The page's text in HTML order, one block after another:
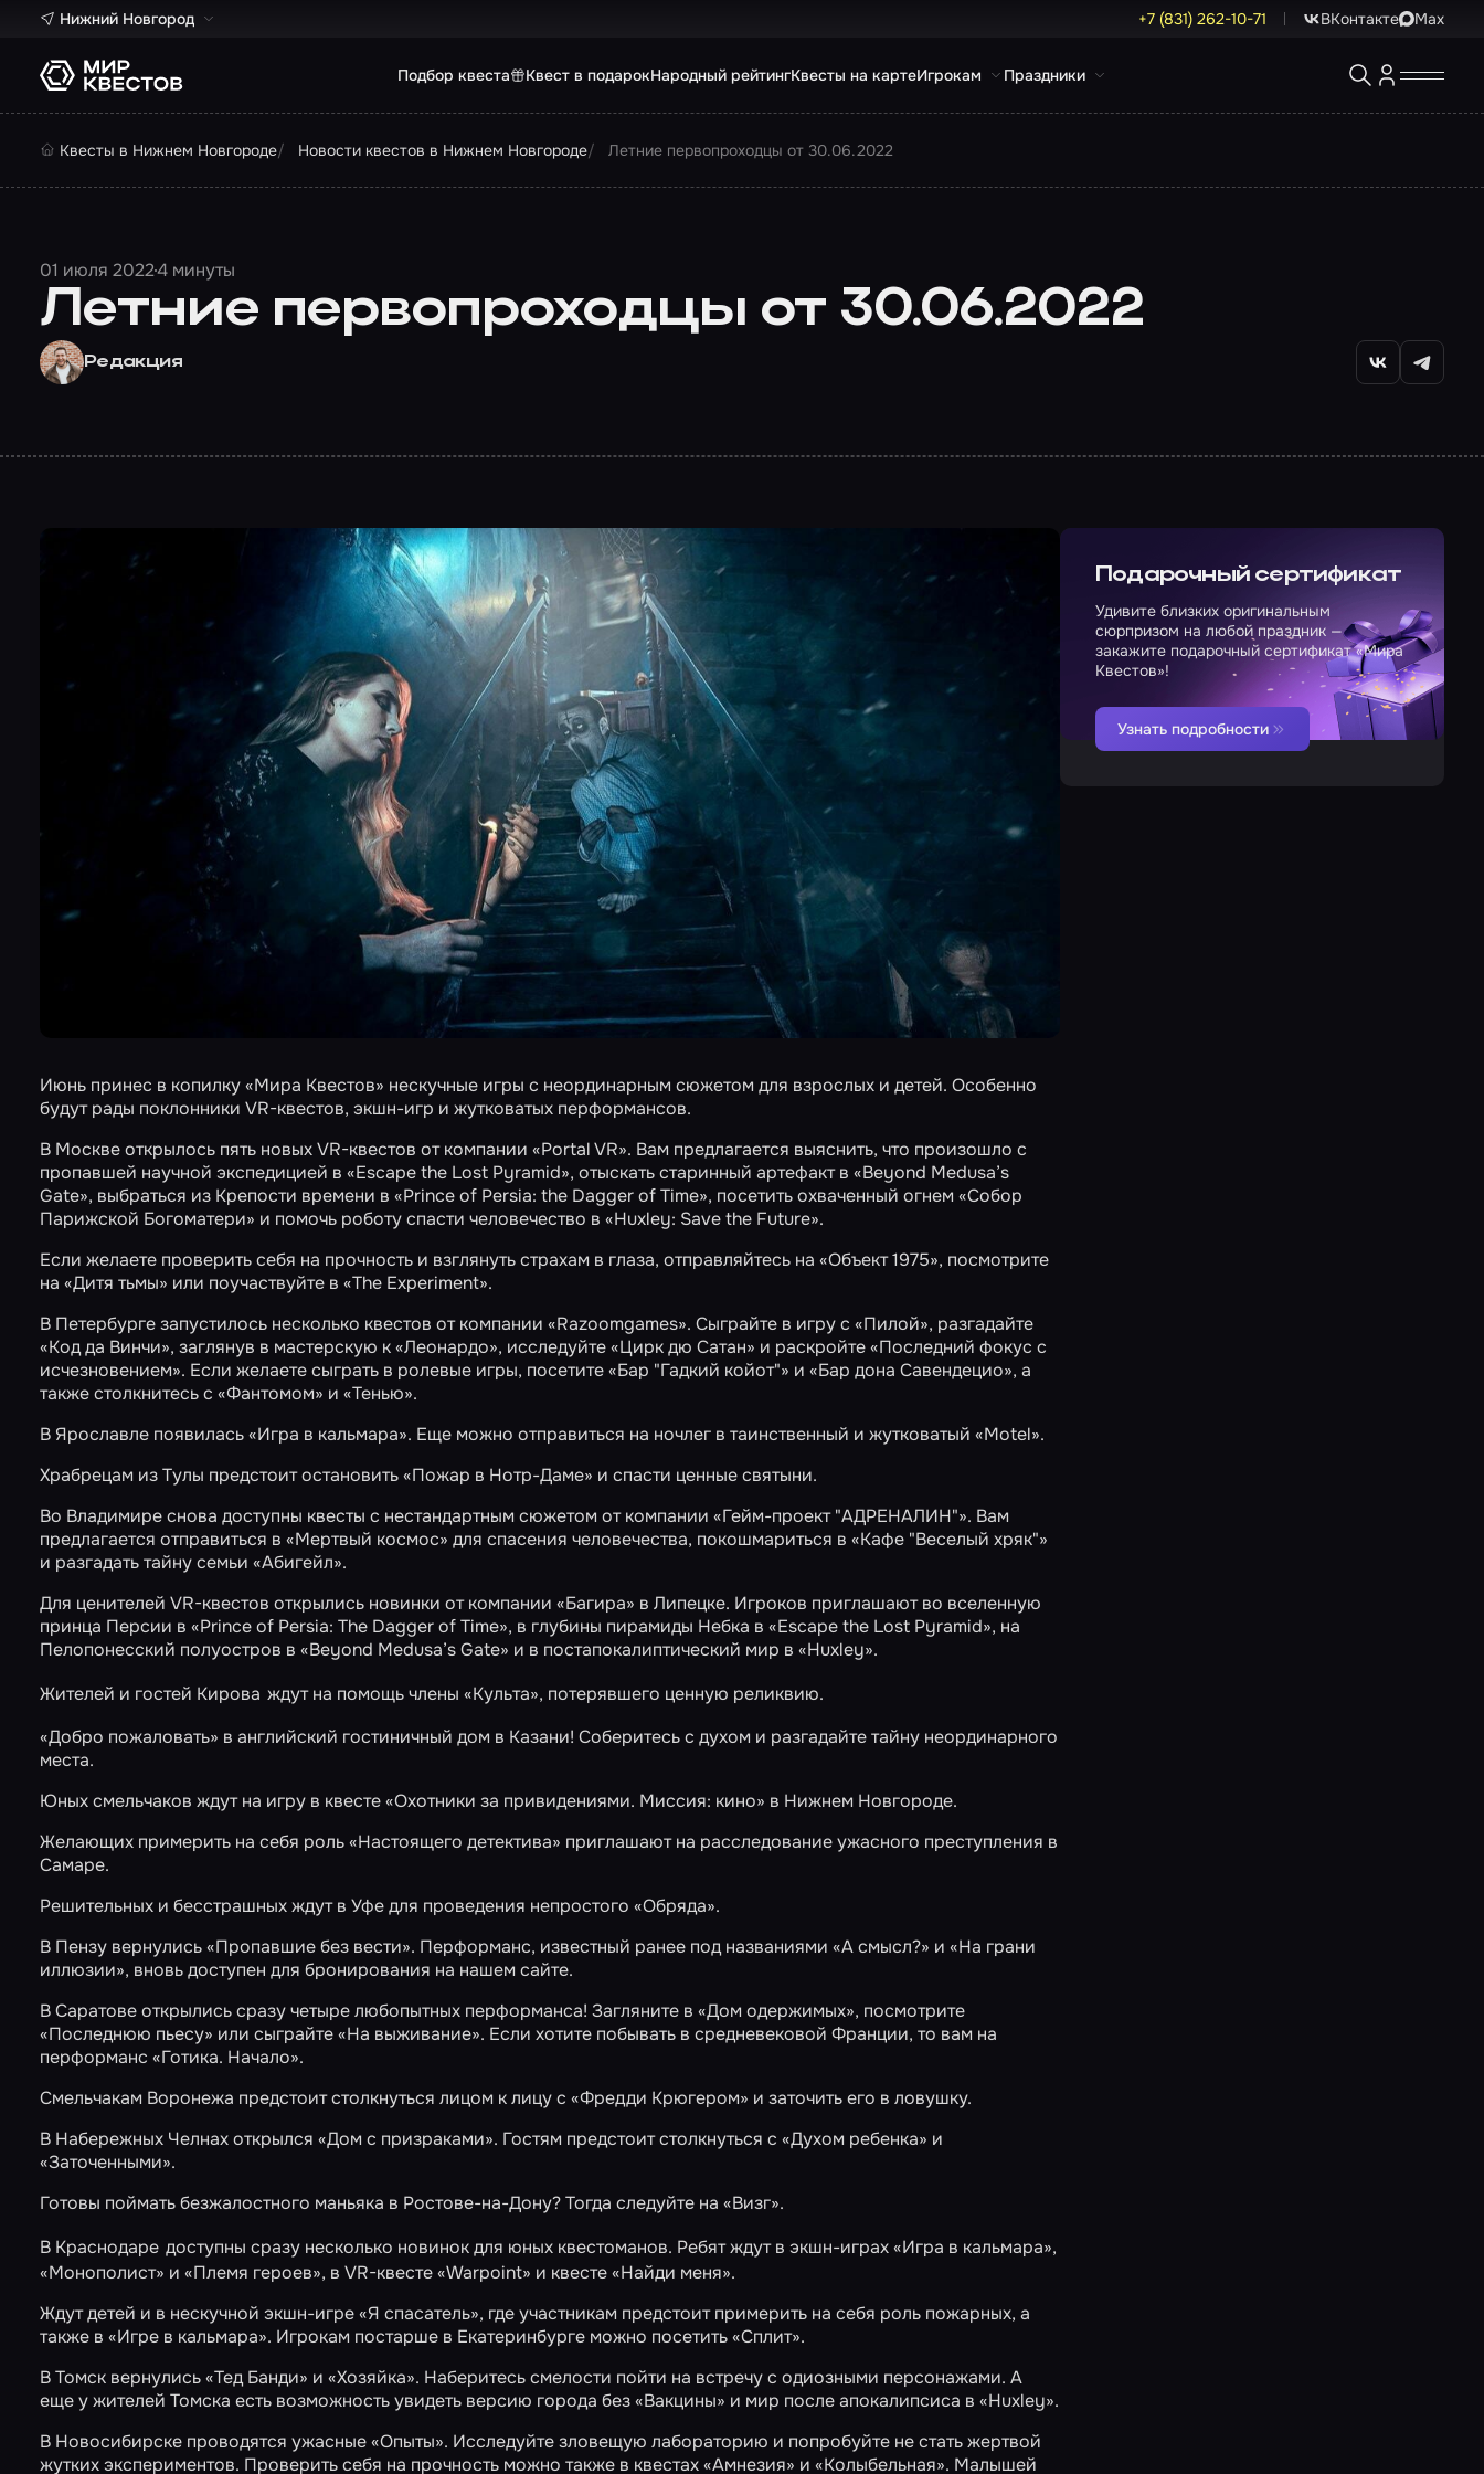
Нижний Новгород +7 (831) 262-10-71 ВКонтакте Max
Подбор квеста Квест в подарокНародный рейтингКвесты на картеИгрокам Праздники
Квесты в Нижнем Новгороде Новости квестов в Нижнем Новгороде Летние первопроходцы от 30.06.2022
01 июля 20224 минуты
Летние первопроходцы от 30.06.2022
Редакция
Июнь принес в копилку «Мира Квестов» нескучные игры с неординарным сюжетом для взрослых и детей. Особенно
будут рады поклонники VR-квестов, экшн-игр и жутковатых перформансов.
В Москве открылось пять новых VR-квестов от компании «Portal VR». Вам предлагается выяснить, что произошло с
пропавшей научной экспедицией в «Escape the Lost Pyramid», отыскать старинный артефакт в «Beyond Medusa’s
Gate», выбраться из Крепости времени в «Prince of Persia: the Dagger of Time», посетить охваченный огнем «Собор
Парижской Богоматери» и помочь роботу спасти человечество в «Huxley: Save the Future».
Если желаете проверить себя на прочность и взглянуть страхам в глаза, отправляйтесь на «Объект 1975», посмотрите
на «Дитя тьмы» или поучаствуйте в «The Experiment».
В Петербурге запустилось несколько квестов от компании «Razoomgames». Сыграйте в игру с «Пилой», разгадайте
«Код да Винчи», заглянув в мастерскую к«Леонардо», исследуйте«Цирк дю Сатан» и раскройте«Последний фокус с
исчезновением». Если желаете сыграть в ролевые игры, посетите«Бар "Гадкий койот"» и «Бар дона Савендецио», а
также столкнитесь с «Фантомом» и «Тенью».
В Ярославле появилась «Игра в кальмара». Еще можно отправиться на ночлег в таинственный и жутковатый «Motel».
Храбрецам из Тулы предстоит остановить«Пожар в Нотр-Даме» и спасти ценные святыни.
Во Владимире снова доступны квесты с нестандартным сюжетом от компании «Гейм-проект "АДРЕНАЛИН"». Вам
предлагается отправиться в «Мертвый космос» для спасения человечества, покошмариться в «Кафе "Веселый хряк"»
и разгадать тайну семьи «Абигейл».
Для ценителей VR-квестов открылись новинки от компании «Багира» в Липецке. Игроков приглашают во вселенную
принца Персии в «Prince of Persia: The Dagger of Time», в глубины пирамиды Небка в «Escape the Lost Pyramid», на
Пелопонесский полуостров в «Beyond Medusa’s Gate» и в постапокалиптический мир в «Huxley».
Жителей и гостей Кирова ждут на помощь члены «Культа», потерявшего ценную реликвию.
«Добро пожаловать» в английский гостиничный дом в Казани! Соберитесь с духом и разгадайте тайну неординарного
места.
Юных смельчаков ждут на игру в квесте«Охотники за привидениями. Миссия: кино» в Нижнем Новгороде.
Желающих примерить на себя роль«Настоящего детектива» приглашают на расследование ужасного преступления в
Самаре.
Решительных и бесстрашных ждут в Уфе для проведения непростого «Обряда».
В Пензу вернулись«Пропавшие без вести». Перформанс, известный ранее под названиями «А смысл?» и «На грани
иллюзии», вновь доступен для бронирования на нашем сайте.
В Саратове открылись сразу четыре любопытных перформанса! Загляните в «Дом одержимых», посмотрите
«Последнюю пьесу» или сыграйте«На выживание». Если хотите побывать в средневековой Франции, то вам на
перформанс «Готика. Начало».
Смельчакам Воронежа предстоит столкнуться лицом к лицу с «Фредди Крюгером» и заточить его в ловушку.
В Набережных Челнах открылся «Дом с призраками». Гостям предстоит столкнуться с «Духом ребенка» и
«Заточенными».
Готовы поймать безжалостного маньяка в Ростове-на-Дону? Тогда следуйте на «Визг».
В Краснодаре доступны сразу несколько новинок для юных квестоманов. Ребят ждут в экшн-играх«Игра в кальмара»,
«Монополист» и «Племя героев», в VR-квесте«Warpoint» и квесте«Найди меня».
Ждут детей и в нескучной экшн-игре«Я спасатель», где участникам предстоит примерить на себя роль пожарных, а
также в «Игре в кальмара». Игрокам постарше в Екатеринбурге можно посетить«Сплит».
В Томск вернулись«Тед Банди» и «Хозяйка». Наберитесь смелости пойти на встречу с одиозными персонажами. А
еще у жителей Томска есть возможность увидеть версию города без«Вакцины» и мир после апокалипсиса в «Huxley».
В Новосибирске проводятся ужасные«Опыты». Исследуйте зловещую лабораторию и попробуйте не стать жертвой
жутких экспериментов. Проверить себя на прочность можно также в квестах«Амнезия» и «Колыбельная». Малышей
Подарочный сертификат
Удивите близких оригинальным
сюрпризом на любой праздник —
закажите подарочный сертификат «Мира
Квестов»!
Узнать подробности